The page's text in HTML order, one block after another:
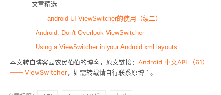
文章精选
android UI ViewSwitcher的使用（续二）
Android: Don’t Overlook ViewSwitcher
Using a ViewSwitcher in your Android xml layouts
本文转自博客园农民伯伯的博客，原文链接： Android 中文API （61）
—— ViewSwitcher，如需转载请自行联系原博主。